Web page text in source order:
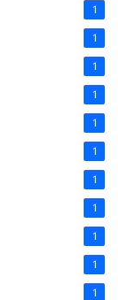
1
1
1
1
1
1
1
1
1
1
1